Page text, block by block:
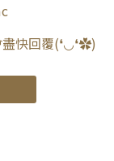
快回覆(❛◡❛✿)